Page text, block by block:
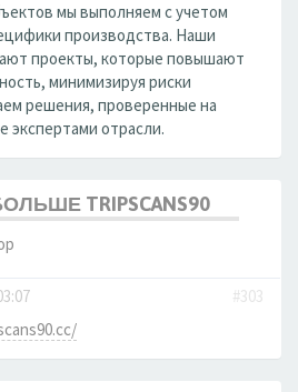
мы выполняем с учетом
производства. Наши
проекты, которые повышают
минимизируя риски
решения, проверенные на
экспертами отрасли.
TRIPSCANS90
#303